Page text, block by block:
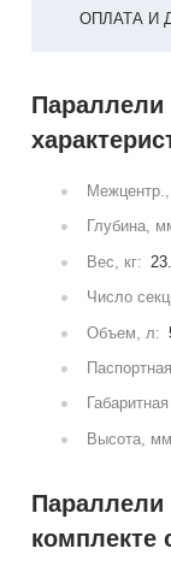
ОПЛАТА И
Параллели
Глубина,
Вес, кг:
Число
Объем, л:
Высота,
Параллели
комплекте